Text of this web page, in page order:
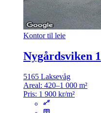
Kontor til leie
Nygårdsviken 1
5165 Laksevåg
Areal: 420–1 000 m²
Pris: 1 900 kr/m²